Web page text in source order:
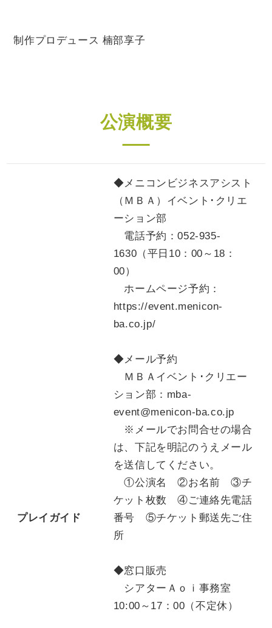
制作プロデュース 楠部享子
公演概要
プレイガイド
◆メニコンビジネスアシスト
（ＭＢＡ）イベント･クリエ
ーション部
電話予約：052-935-
1630（平日10：00～18：
00）
ホームページ予約：
https://event.menicon-
ba.co.jp/
◆メール予約
ＭＢＡイベント･クリエー
ション部：mba-
event@menicon-ba.co.jp
※メールでお問合せの場合
は、下記を明記のうえメール
を送信してください。
①公演名 ②お名前 ③チ
ケット枚数 ④ご連絡先電話
番号 ⑤チケット郵送先ご住
所
◆窓口販売
シアターＡｏｉ事務室
10:00～17：00（不定休）